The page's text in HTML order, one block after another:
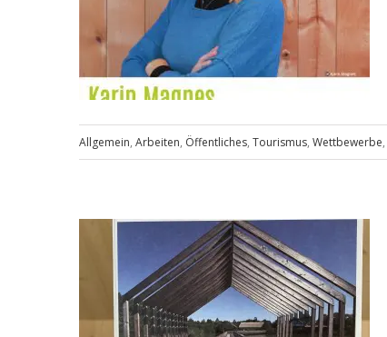
5. mai 2022
Allgemein, Arbeiten, Öffentliches, Tourismus, Wettbewerbe,